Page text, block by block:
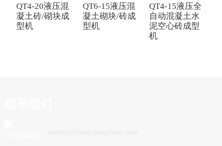
QT4-20液压混
凝土砖/砌块成
型机
QT6-15液压混
凝土砌块/砖成
型机
QT4-15液压全
自动混凝土水
泥空心砖成型
机